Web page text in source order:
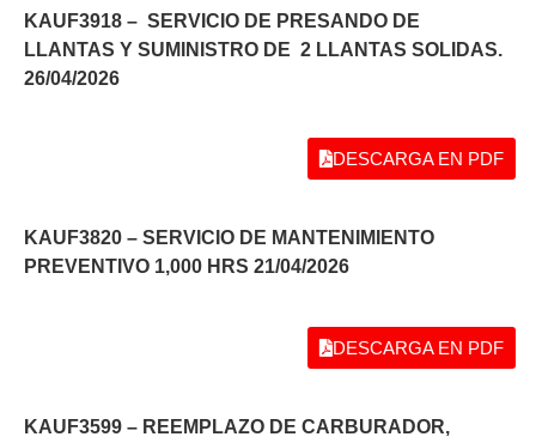
KAUF3918 – SERVICIO DE PRESANDO DE
LLANTAS Y SUMINISTRO DE 2 LLANTAS SOLIDAS.
26/04/2026
DESCARGA EN PDF
KAUF3820 – SERVICIO DE MANTENIMIENTO
PREVENTIVO 1,000 HRS 21/04/2026
DESCARGA EN PDF
KAUF3599 – REEMPLAZO DE CARBURADOR,